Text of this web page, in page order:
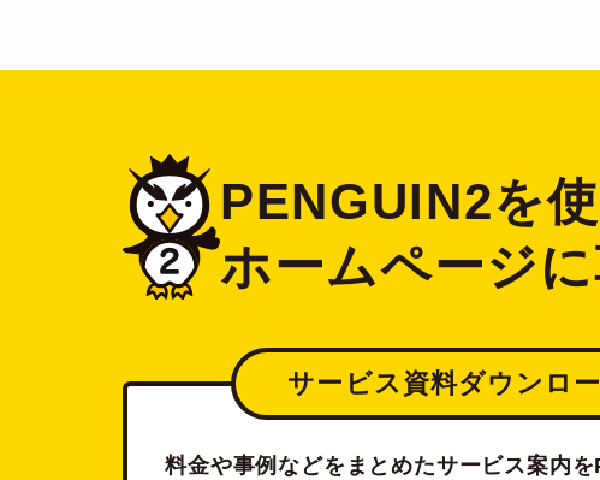
PENGUIN2を
ホームページ
サービス資料ダウンロ
料金や事例などをまとめたサービス案内を